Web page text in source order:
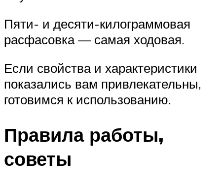
Пяти- и десяти-килограммовая
расфасовка — самая ходовая.
Если свойства и характеристики
показались вам привлекательны,
готовимся к использованию.
Правила работы,
советы